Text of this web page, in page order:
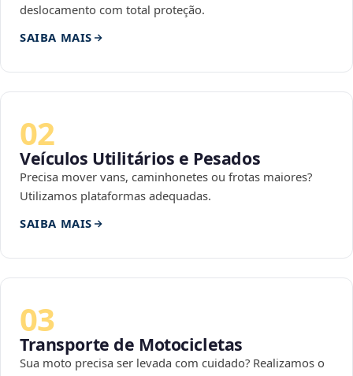
deslocamento com total proteção.
SAIBA MAIS
02
Veículos Utilitários e Pesados
Precisa mover vans, caminhonetes ou frotas maiores?
Utilizamos plataformas adequadas.
SAIBA MAIS
03
Transporte de Motocicletas
Sua moto precisa ser levada com cuidado? Realizamos o